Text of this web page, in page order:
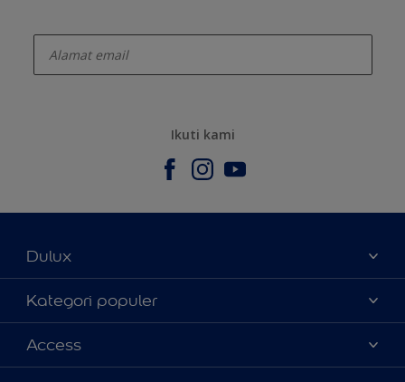
Ikuti kami
Dulux
Tentang Kami
Contact us
Temukan toko
Kategori populer
Warna
Produk
Access